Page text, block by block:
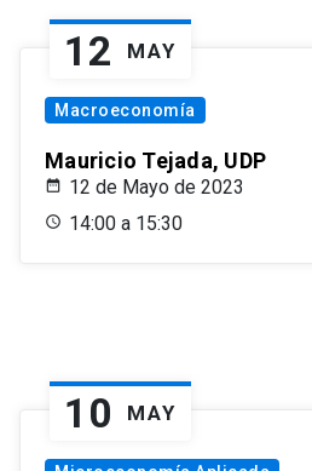
12 MAY
Macroeconomía
Mauricio Tejada, UDP
12 de Mayo de 2023
14:00 a 15:30
10 MAY